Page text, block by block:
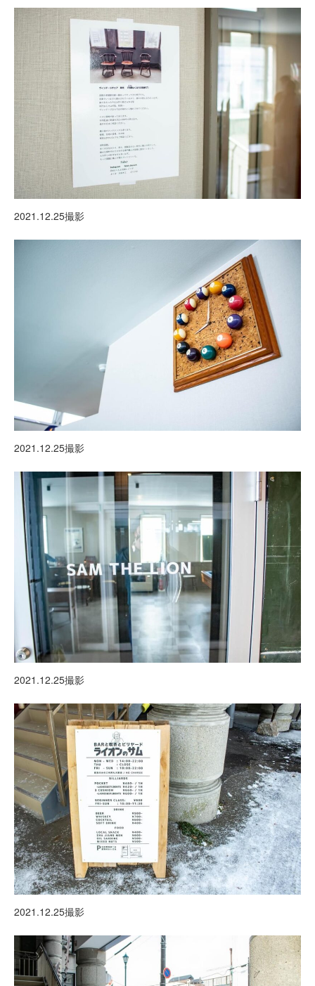
2021.12.25撮影
2021.12.25撮影
2021.12.25撮影
2021.12.25撮影